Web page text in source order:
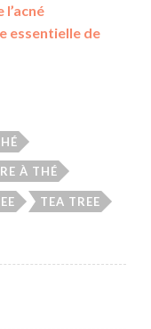
essentielle de
À THÉ
TEA TREE